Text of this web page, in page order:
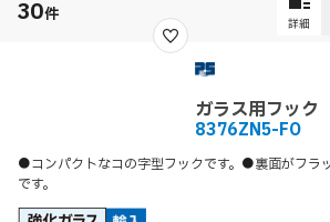
30件 詳細
ガラス用フック
8376ZN5-FO
●コンパクトなコの字型フックです。●裏面がフラ
です。